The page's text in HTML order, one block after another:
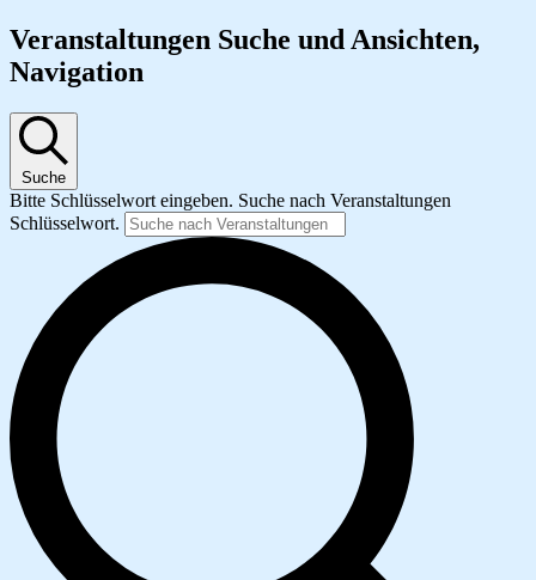
Veranstaltungen Suche und Ansichten,
Navigation
Suche
Bitte Schlüsselwort eingeben. Suche nach Veranstaltungen
Schlüsselwort.